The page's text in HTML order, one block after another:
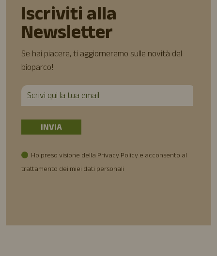
Iscriviti alla
Newsletter
Se hai piacere, ti aggiorneremo sulle novità del
bioparco!
Ho preso visione della Privacy Policy e acconsento al
trattamento dei miei dati personali